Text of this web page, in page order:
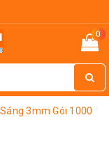
0
3mm Gói 1000